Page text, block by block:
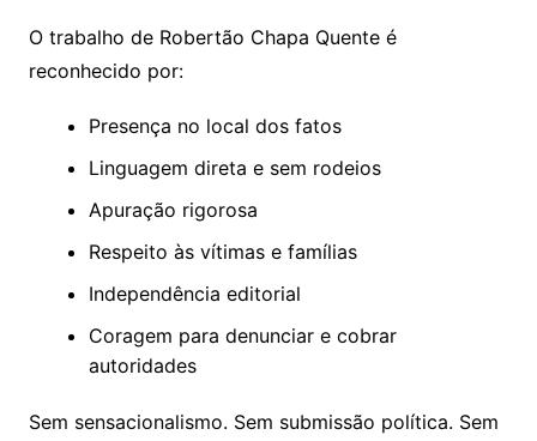
O trabalho de Robertão Chapa Quente é
reconhecido por:
Presença no local dos fatos
Linguagem direta e sem rodeios
Apuração rigorosa
Respeito às vítimas e famílias
Independência editorial
Coragem para denunciar e cobrar
autoridades
Sem sensacionalismo. Sem submissão política. Sem